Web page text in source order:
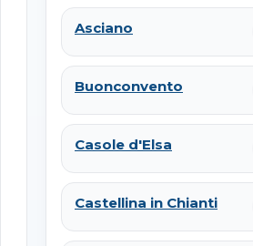
Asciano
Buonconvento
Casole d'Elsa
Castellina in Chianti